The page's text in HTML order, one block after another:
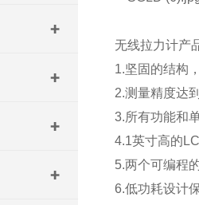
无线拉力计产
1.坚固的结构
2.测量精度达
3.所有功能和
4.1英寸高的
5.两个可编程
6.低功耗设计